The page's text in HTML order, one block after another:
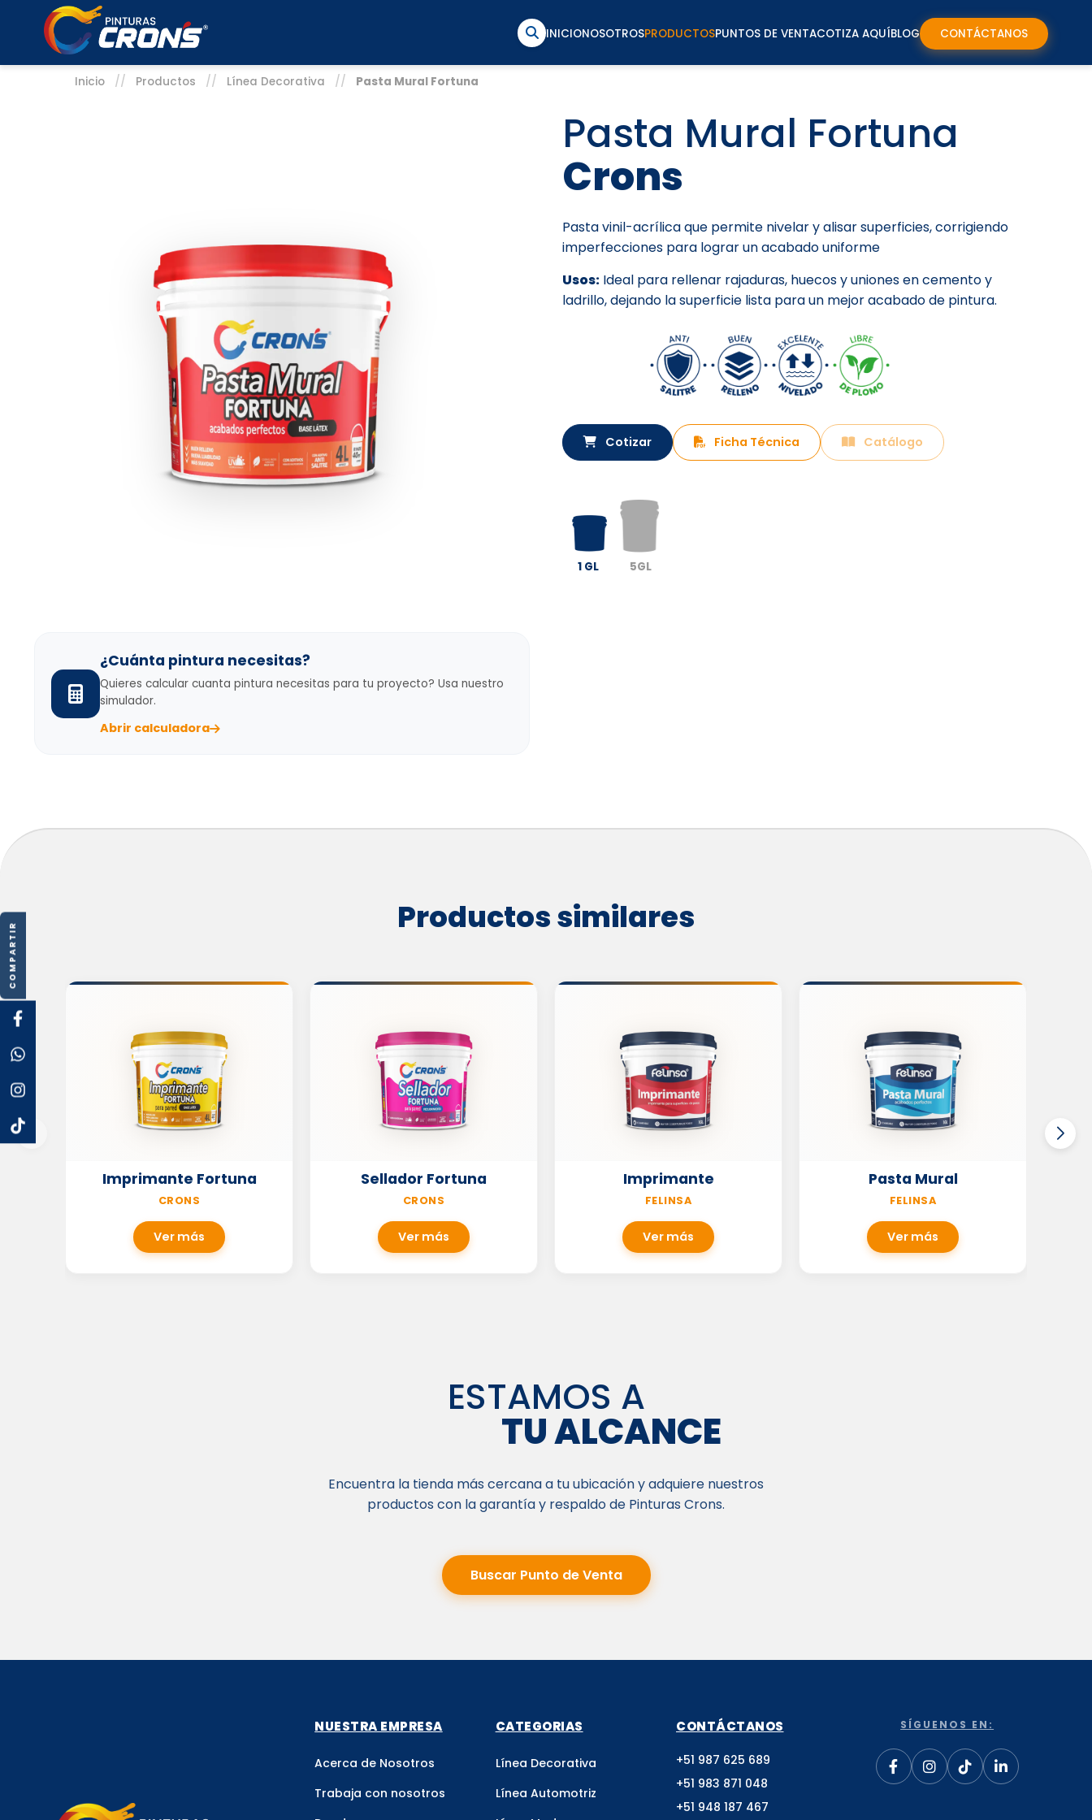
INICIONOSOTROSPRODUCTOSPUNTOS DE VENTACOTIZA AQUÍBLOG CONTÁCTANOS
Inicio // Productos // Línea Decorativa // Pasta Mural Fortuna
Pasta Mural Fortuna
Crons
Pasta vinil-acrílica que permite nivelar y alisar superficies, corrigiendo
imperfecciones para lograr un acabado uniforme
Usos: Ideal para rellenar rajaduras, huecos y uniones en cemento y
ladrillo, dejando la superficie lista para un mejor acabado de pintura.
Cotizar Ficha Técnica Catálogo
1 GL 5GL
¿Cuánta pintura necesitas?
Quieres calcular cuanta pintura necesitas para tu proyecto? Usa nuestro
simulador.
Abrir calculadora
Productos similares
Imprimante Fortuna
CRONS
Ver más
Sellador Fortuna
CRONS
Ver más
Imprimante
FELINSA
Ver más
Pasta Mural
FELINSA
Ver más
ESTAMOS A
TU ALCANCE
Encuentra la tienda más cercana a tu ubicación y adquiere nuestros
productos con la garantía y respaldo de Pinturas Crons.
Buscar Punto de Venta
NUESTRA EMPRESA
Acerca de Nosotros
Trabaja con nosotros
CATEGORIAS
Línea Decorativa
Línea Automotriz
CONTÁCTANOS
+51 987 625 689
+51 983 871 048
+51 948 187 467
SÍGUENOS EN:
COMPARTIR